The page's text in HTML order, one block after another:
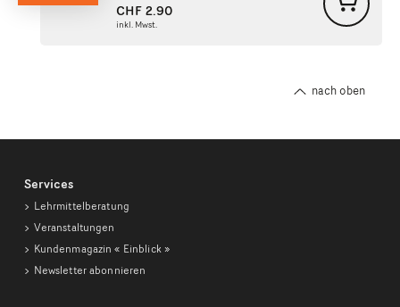
CHF2.90
inkl. Mwst.
nach oben
Services
Lehrmittelberatung
Veranstaltungen
Kundenmagazin« Einblick »
Newsletter abonnieren